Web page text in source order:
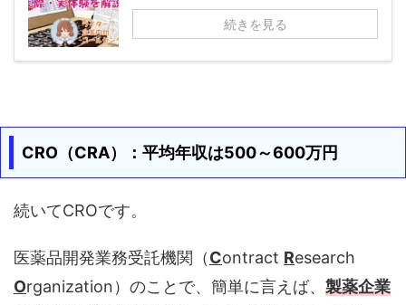
続きを見る
CRO（CRA）：平均年収は500～600万円
続いてCROです。
医薬品開発業務受託機関（Contract Research
Organization）のことで、簡単に言えば、 製薬企業